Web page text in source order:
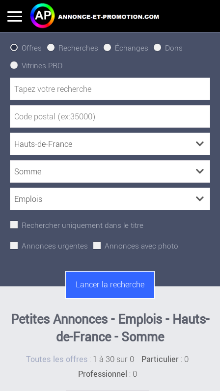
Offres Recherches Échanges
Dons
Vitrines PRO
Rechercher uniquement dans le titre
Annonces urgentes
Annonces avec photo
Petites Annonces - Emplois - Hauts-
de-France - Somme
Toutes les offres : 1 à 30 sur 0 Particulier : 0
Professionnel : 0